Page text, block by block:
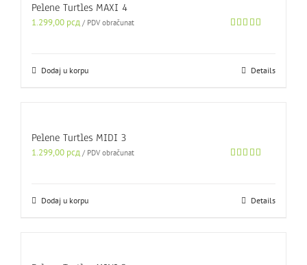
Pelene Turtles MAXI 4
1.299,00 рсд / PDV obračunat
Dodaj u korpu Details
Pelene Turtles MIDI 3
1.299,00 рсд / PDV obračunat
Dodaj u korpu Details